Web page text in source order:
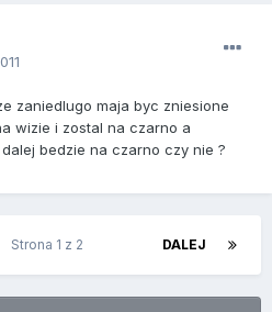
zaniedlugo maja byc zniesione
wizie i zostal na czarno a
bedzie na czarno czy nie ?
DALEJ
Strona 1 z 2